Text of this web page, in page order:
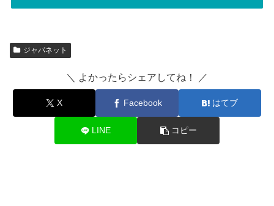
ジャパネット
＼ よかったらシェアしてね！ ／
X Facebook はてブ
LINE コピー